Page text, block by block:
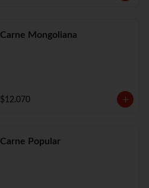
Carne Mongoliana
$12.070
Carne Popular